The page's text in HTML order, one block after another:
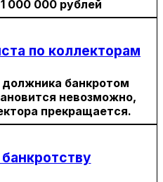
000 000 рублей
по коллекторам
должника банкротом
невозможно,
прекращается.